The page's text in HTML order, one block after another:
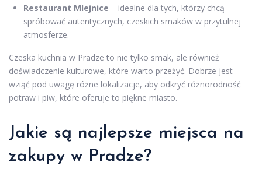
Restaurant Mlejnice – idealne dla tych, którzy chcą
spróbować autentycznych, czeskich smaków w przytulnej
atmosferze.
Czeska kuchnia w Pradze to nie tylko smak, ale również
doświadczenie kulturowe, które warto przeżyć. Dobrze jest
wziąć pod uwagę różne lokalizacje, aby odkryć różnorodność
potraw i piw, które oferuje to piękne miasto.
Jakie są najlepsze miejsca na
zakupy w Pradze?